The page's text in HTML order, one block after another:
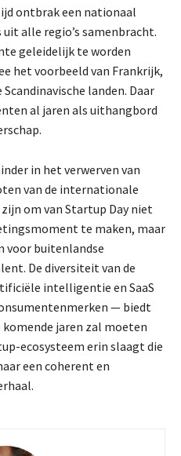
ontbrak een nationaal
alle regio’s samenbracht.
geleidelijk te worden
het voorbeeld van Frankrijk,
landen. Daar
al jaren als uithangbord
in het verwerven van
van de internationale
om van Startup Day niet
te maken, maar
voor buitenlandse
De diversiteit van de
intelligentie en SaaS
— biedt
komende jaren zal moeten
ecosysteem erin slaagt die
een coherent en